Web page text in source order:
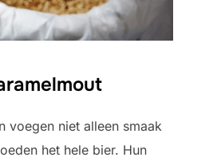
voegen niet alleen smaak
het hele bier. Hun